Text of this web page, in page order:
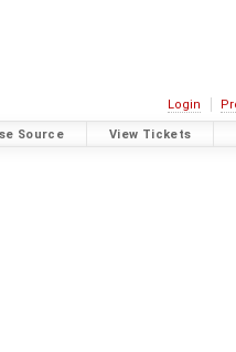
Login
Source View Tickets